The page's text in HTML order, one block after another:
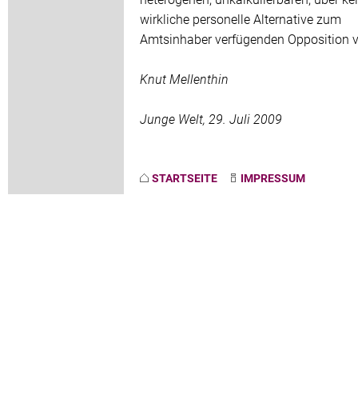
wirkliche personelle Alternative zum
Amtsinhaber verfügenden Opposition
Knut Mellenthin
Junge Welt, 29. Juli 2009
STARTSEITE IMPRESSUM